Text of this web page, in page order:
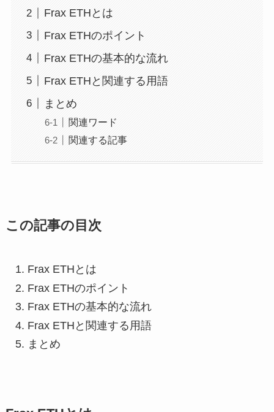
Frax ETHとは
Frax ETHのポイント
Frax ETHの基本的な流れ
Frax ETHと関連する用語
まとめ
関連ワード
関連する記事
この記事の目次
Frax ETHとは
Frax ETHのポイント
Frax ETHの基本的な流れ
Frax ETHと関連する用語
まとめ